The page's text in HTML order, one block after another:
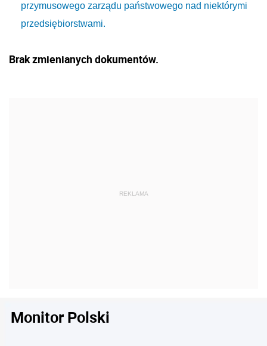
przymusowego zarządu państwowego nad niektórymi
przedsiębiorstwami.
Brak zmienianych dokumentów.
Monitor Polski